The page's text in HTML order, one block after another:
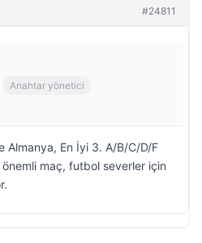
#24811
Anahtar yönetici
Almanya, En İyi 3. A/B/C/D/F
önemli maç, futbol severler için